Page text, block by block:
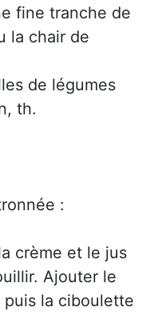
fine tranche de
la chair de
de légumes
th.
:
crème et le jus
Ajouter le
la ciboulette